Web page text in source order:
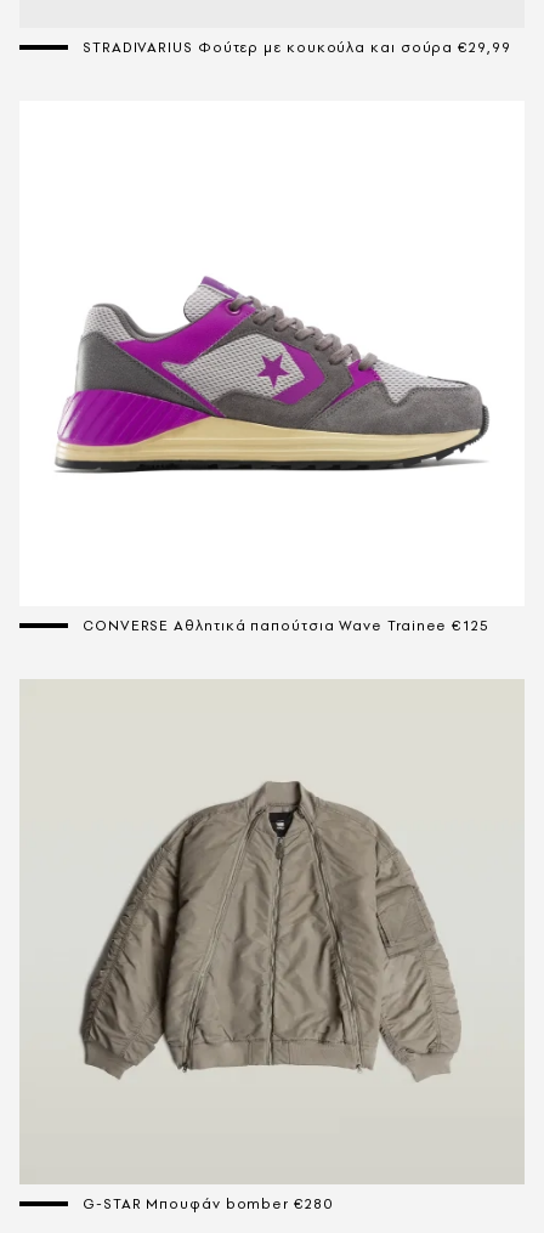
STRADIVARIUS Φούτερ με κουκούλα και σούρα €29,99
CONVERSE Αθλητικά παπούτσια Wave Trainee €125
G-STAR Μπουφάν bomber €280